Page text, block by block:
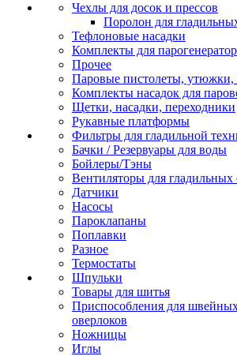
Чехлы для досок и прессов
Поролон для
Тефлоновые насадки
Комплекты для
Прочее
Паровые пистолеты, утюжки,
Комплекты насадок для
Щетки, насадки, переходники
Рукавные платформы
Фильтры для гладильной
Бачки / Резервуары для воды
Бойлеры/Тэны
Вентиляторы для гладильных
Датчики
Насосы
Пароклапаны
Поплавки
Разное
Термостаты
Шпульки
Товары для шитья
Приспособления для
оверлоков
Ножницы
Иглы